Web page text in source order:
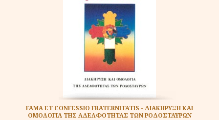
FAMA ET CONFESSIO FRATERNITATIS - ΔΙΑΚΗΡΥΞΗ ΚΑΙ
ΟΜΟΛΟΓΙΑ ΤΗΣ ΑΔΕΛΦΟΤΗΤΑΣ ΤΩΝ ΡΟΔΟΣΤΑΥΡΩΝ